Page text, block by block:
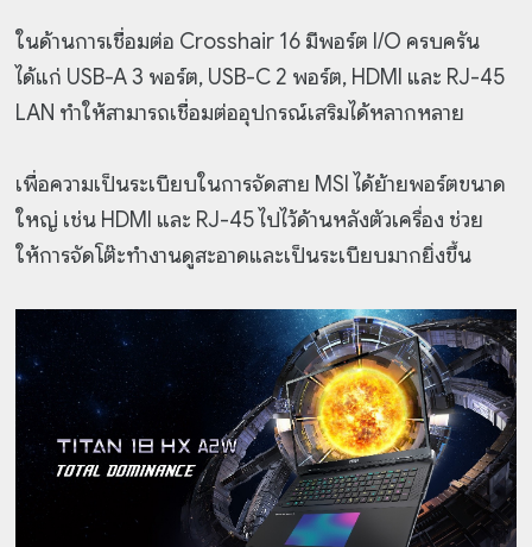
ในด้านการเชื่อมต่อ Crosshair 16 มีพอร์ต I/O ครบครัน
ได้แก่ USB-A 3 พอร์ต, USB-C 2 พอร์ต, HDMI และ RJ-45
LAN ทำให้สามารถเชื่อมต่ออุปกรณ์เสริมได้หลากหลาย
เพื่อความเป็นระเบียบในการจัดสาย MSI ได้ย้ายพอร์ตขนาด
ใหญ่ เช่น HDMI และ RJ-45 ไปไว้ด้านหลังตัวเครื่อง ช่วย
ให้การจัดโต๊ะทำงานดูสะอาดและเป็นระเบียบมากยิ่งขึ้น